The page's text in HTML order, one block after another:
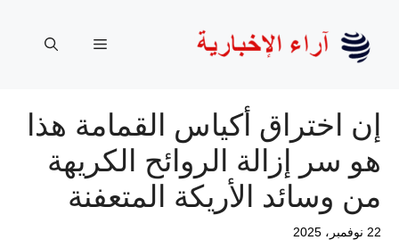
المحتوى
القائمة
إن اختراق أكياس القمامة هذا
هو سر إزالة الروائح الكريهة
من وسائد الأريكة المتعفنة
22 نوفمبر، 2025